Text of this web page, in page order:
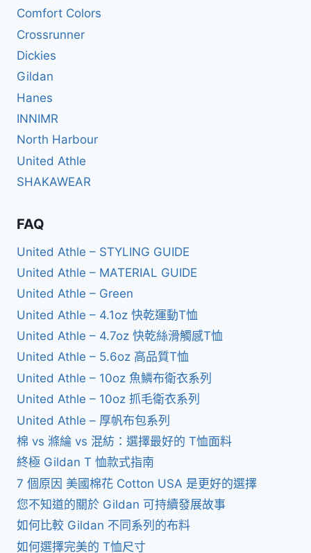
Comfort Colors
Crossrunner
Dickies
Gildan
Hanes
INNIMR
North Harbour
United Athle
SHAKAWEAR
FAQ
United Athle – STYLING GUIDE
United Athle – MATERIAL GUIDE
United Athle – Green
United Athle – 4.1oz 快乾運動T恤
United Athle – 4.7oz 快乾絲滑觸感T恤
United Athle – 5.6oz 高品質T恤
United Athle – 10oz 魚鱗布衛衣系列
United Athle – 10oz 抓毛衛衣系列
United Athle – 厚帆布包系列
棉 vs 滌綸 vs 混紡：選擇最好的 T恤面料
終極 Gildan T 恤款式指南
7 個原因 美國棉花 Cotton USA 是更好的選擇
您不知道的關於 Gildan 可持續發展故事
如何比較 Gildan 不同系列的布料
如何選擇完美的 T恤尺寸